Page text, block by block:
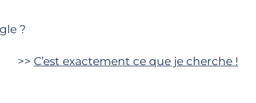
?
>> C’est exactement ce que je cherche !